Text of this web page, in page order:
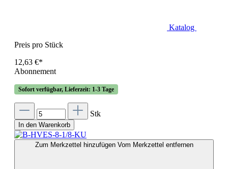
Katalog
Preis pro Stück
12,63 €*
Abonnement
Sofort verfügbar, Lieferzeit: 1-3 Tage
Stk
In den Warenkorb
Zum Merkzettel hinzufügen Vom Merkzettel entfernen